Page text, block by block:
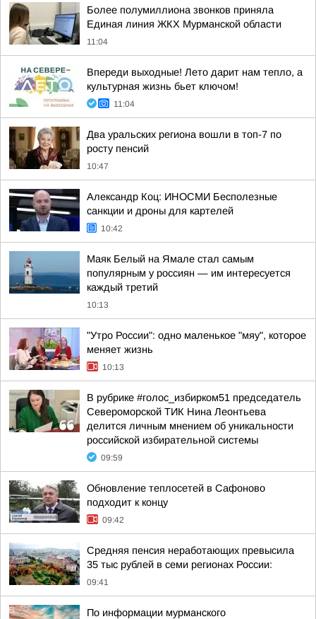
Более полумиллиона звонков приняла
Единая линия ЖКХ Мурманской области
11:04
Впереди выходные! Лето дарит нам тепло, а
культурная жизнь бьет ключом!
11:04
Два уральских региона вошли в топ-7 по
росту пенсий
10:47
Александр Коц: ИНОСМИ Бесполезные
санкции и дроны для картелей
10:42
Маяк Белый на Ямале стал самым
популярным у россиян — им интересуется
каждый третий
10:13
"Утро России": одно маленькое "мяу", которое
меняет жизнь
10:13
В рубрике #голос_избирком51 председатель
Североморской ТИК Нина Леонтьева
делится личным мнением об уникальности
российской избирательной системы
09:59
Обновление теплосетей в Сафоново
подходит к концу
09:42
Средняя пенсия неработающих превысила
35 тыс рублей в семи регионах России:
09:41
По информации мурманского